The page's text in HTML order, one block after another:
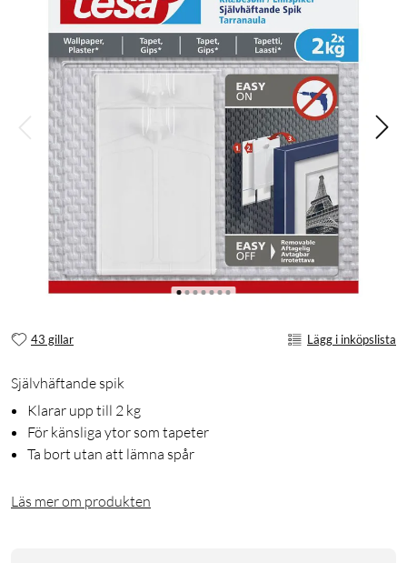
43 gillar Lägg i inköpslista
Självhäftande spik
Klarar upp till 2 kg
För känsliga ytor som tapeter
Ta bort utan att lämna spår
Läs mer om produkten